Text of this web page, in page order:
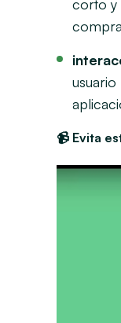
corto y
📹 Evita